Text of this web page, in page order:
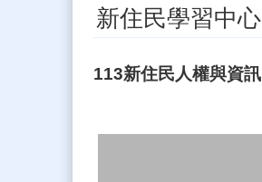
新住民學習中心
113新住民人權與資訊